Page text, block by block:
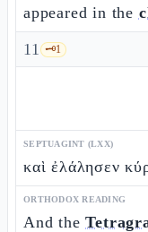
appeared in the
11 🗝️1
SEPTUAGINT (LXX)
καὶ ἐλάλησεν
ORTHODOX READING
And the